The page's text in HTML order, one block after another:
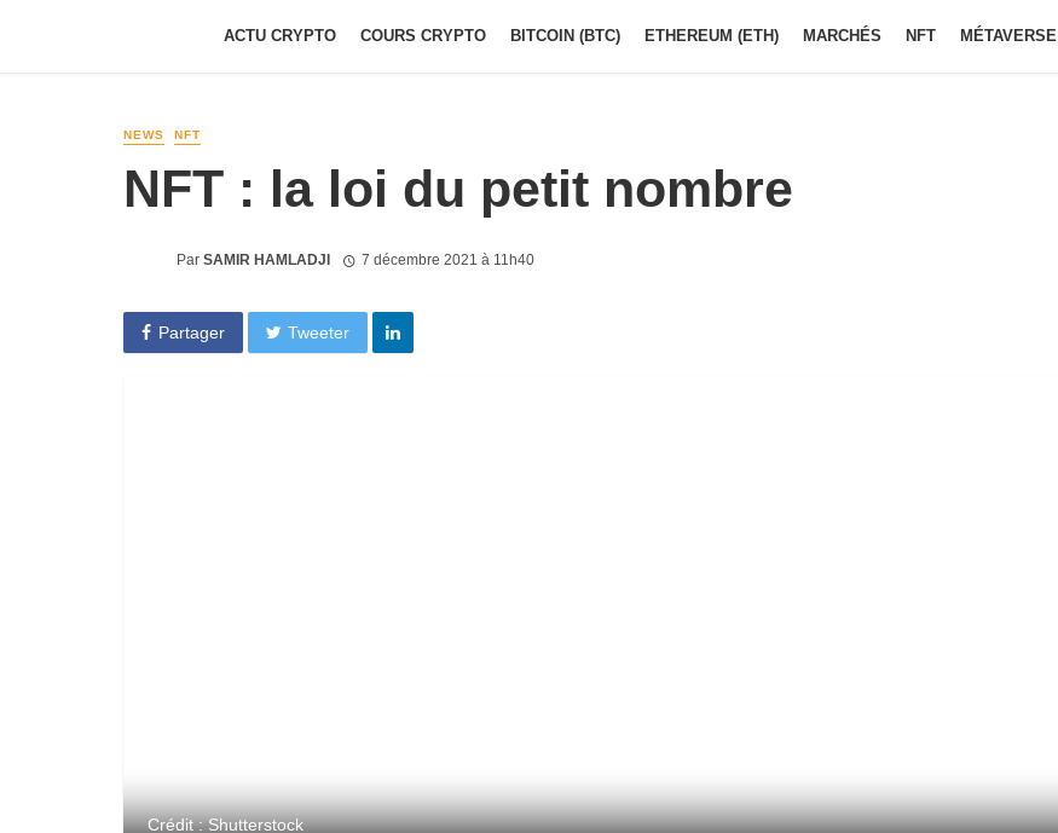
ACTU CRYPTO COURS CRYPTO BITCOIN (BTC) ETHEREUM (ETH) MARCHÉS NFT MÉTAVERSE
NEWS NFT
NFT : la loi du petit nombre
Par SAMIR HAMLADJI 7 décembre 2021 à 11h40
Partager Tweeter
Crédit : Shutterstock